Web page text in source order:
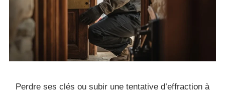
Perdre ses clés ou subir une tentative d’effraction à